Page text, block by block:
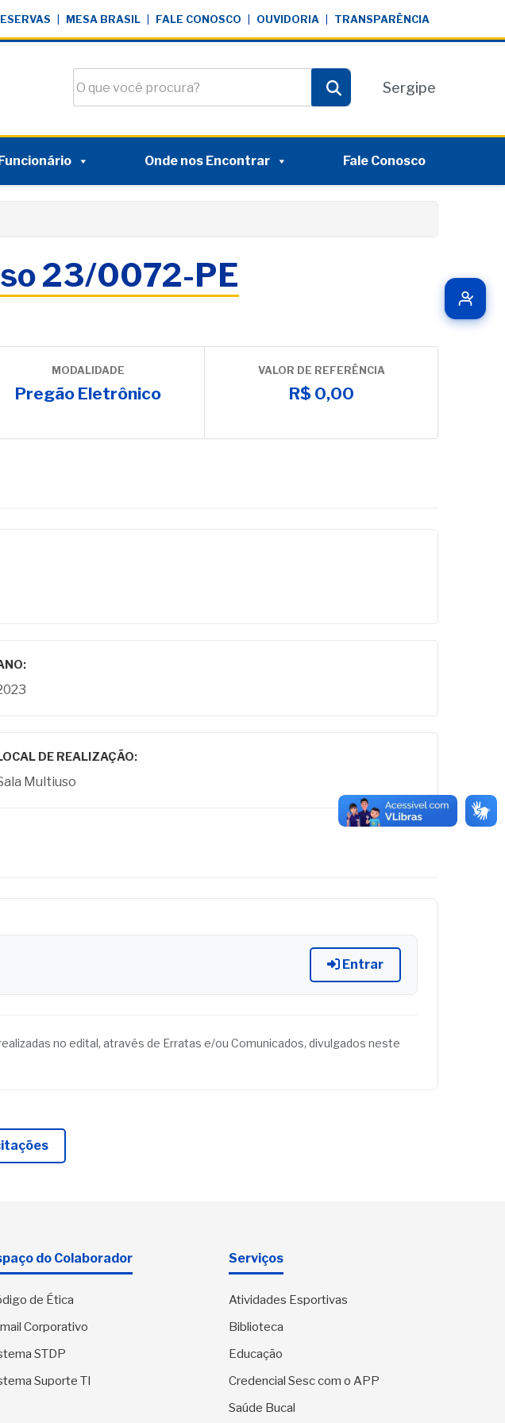
MESA BRASIL FALE CONOSCO OUVIDORIA TRANSPARÊNCIA
Pesquisar
Sergipe
Onde nos Encontrar Fale Conosco
23/0072-PE
MODALIDADE
Pregão Eletrônico
VALOR DE REFERÊNCIA
R$ 0,00
DE REALIZAÇÃO:
Multiuso
Entrar
no edital, através de Erratas e/ou Comunicados, divulgados neste
do Colaborador
de Ética
Corporativo
STDP
Suporte TI
Serviços
Atividades Esportivas
Biblioteca
Educação
Credencial Sesc com o APP
Saúde Bucal